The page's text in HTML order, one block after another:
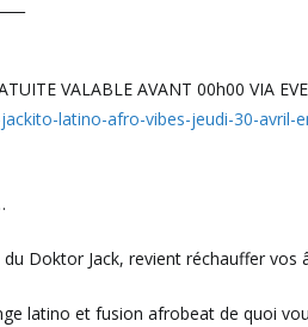
VALABLE AVANT 00h00 VIA
latino-afro-vibes-jeudi-30-avril-
Doktor Jack, revient réchauffer vos
latino et fusion afrobeat de quoi